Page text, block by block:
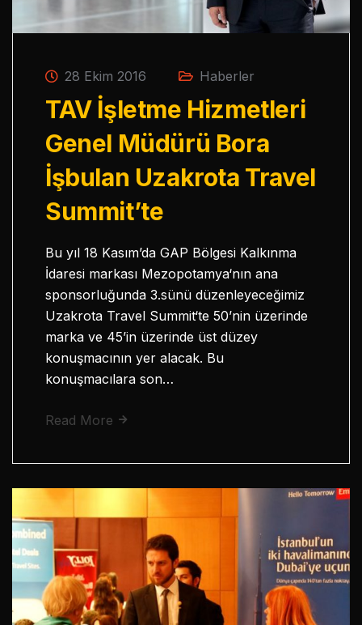
28 Ekim 2016 Haberler
TAV İşletme Hizmetleri
Genel Müdürü Bora
İşbulan Uzakrota Travel
Summit’te
Bu yıl 18 Kasım’da GAP Bölgesi Kalkınma
İdaresi markası Mezopotamya‘nın ana
sponsorluğunda 3.sünü düzenleyeceğimiz
Uzakrota Travel Summit‘te 50’nin üzerinde
marka ve 45’in üzerinde üst düzey
konuşmacının yer alacak. Bu
konuşmacılara son…
Read More